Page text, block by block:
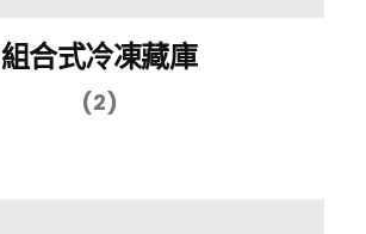
組合式冷凍藏庫
(2)